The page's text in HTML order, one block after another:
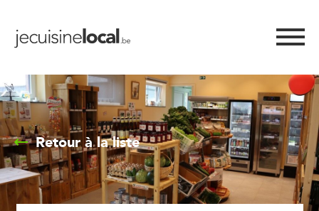
Retour à la liste